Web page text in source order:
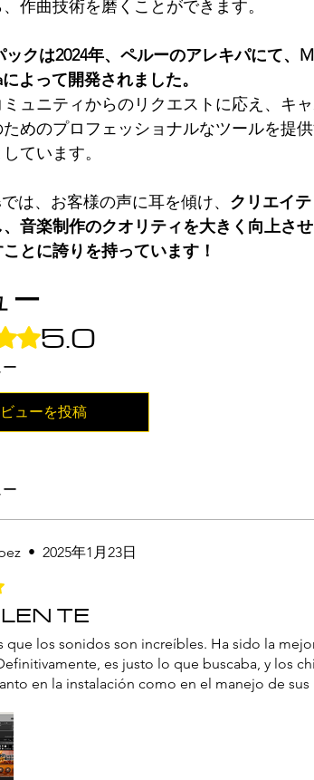
作曲技術を磨くことができます。
ックは2024年、ペルーのアレキパにて、
よって開発されました。
ュニティからのリクエストに応え、キ
めのプロフェッショナルなツールを提
ています。
は、お客様の声に耳を傾け、 クリエイ
、音楽制作のクオリティを大きく向上さ
とに誇りを持っています！
ー
と評価されています。
5.0
ューを投稿
• 2025年1月23日
と評価されています。
TE
que los sonidos son increíbles. Ha sido la
es justo lo que buscaba, y los
en la instalación como en el manejo de